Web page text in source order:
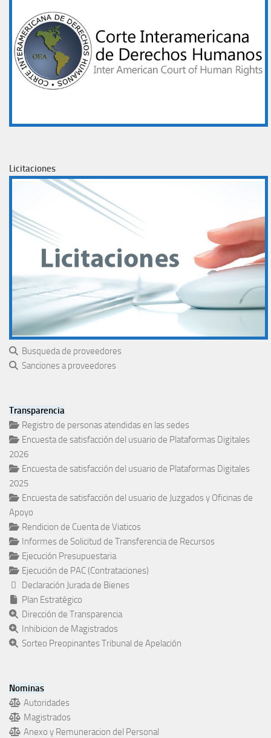
Licitaciones
Busqueda de proveedores
Sanciones a proveedores
Transparencia
Registro de personas atendidas en las sedes
Encuesta de satisfacción del usuario de Plataformas Digitales
2026
Encuesta de satisfacción del usuario de Plataformas Digitales
2025
Encuesta de satisfacción del usuario de Juzgados y Oficinas de
Apoyo
Rendicion de Cuenta de Viaticos
Informes de Solicitud de Transferencia de Recursos
Ejecución Presupuestaria
Ejecución de PAC (Contrataciones)
Declaración Jurada de Bienes
Plan Estratégico
Dirección de Transparencia
Inhibicion de Magistrados
Sorteo Preopinantes Tribunal de Apelación
Nominas
Autoridades
Magistrados
Anexo y Remuneracion del Personal